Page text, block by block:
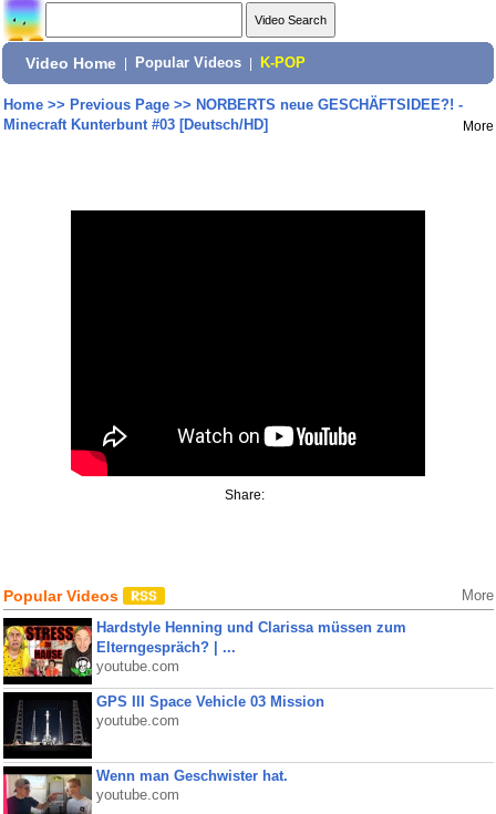
Video Home Popular Videos K-POP
Home>> Previous Page>> NORBERTS neue GESCHÄFTSIDEE?! -
Minecraft Kunterbunt #03 [Deutsch/HD]
More
Share:
Popular Videos More
Hardstyle Henning und Clarissa müssen zum
Elterngespräch? | ...
youtube.com
GPS III Space Vehicle 03 Mission
youtube.com
Wenn man Geschwister hat.
youtube.com